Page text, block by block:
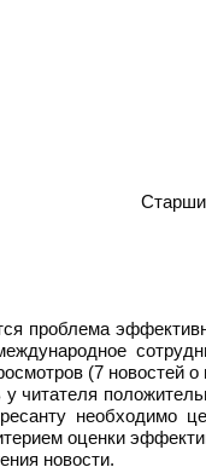
проблема
(7 новостей
читателя
необходимо
оценки
новости.